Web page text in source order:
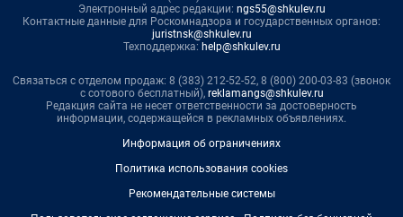
Электронный адрес редакции: ngs55@shkulev.ru
Контактные данные для Роскомнадзора и государственных органов:
juristnsk@shkulev.ru
Техподдержка: help@shkulev.ru
Связаться с отделом продаж: 8 (383) 212-52-52, 8 (800) 200-03-83 (звонок
с сотового бесплатный), reklamangs@shkulev.ru
Редакция сайта не несет ответственности за достоверность
информации, содержащейся в рекламных объявлениях.
Информация об ограничениях
Политика использования cookies
Рекомендательные системы